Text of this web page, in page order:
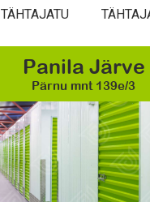
TÄHTAJATU
Panila Järve
Pärnu mnt 139e/3